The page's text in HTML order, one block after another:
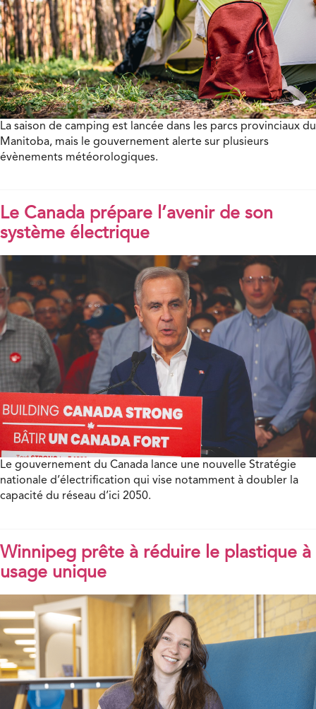
La saison de camping est lancée dans les parcs provinciaux du
Manitoba, mais le gouvernement alerte sur plusieurs
évènements météorologiques.
Le Canada prépare l’avenir de son
système électrique
Le gouvernement du Canada lance une nouvelle Stratégie
nationale d’électrification qui vise notamment à doubler la
capacité du réseau d’ici 2050.
Winnipeg prête à réduire le plastique à
usage unique